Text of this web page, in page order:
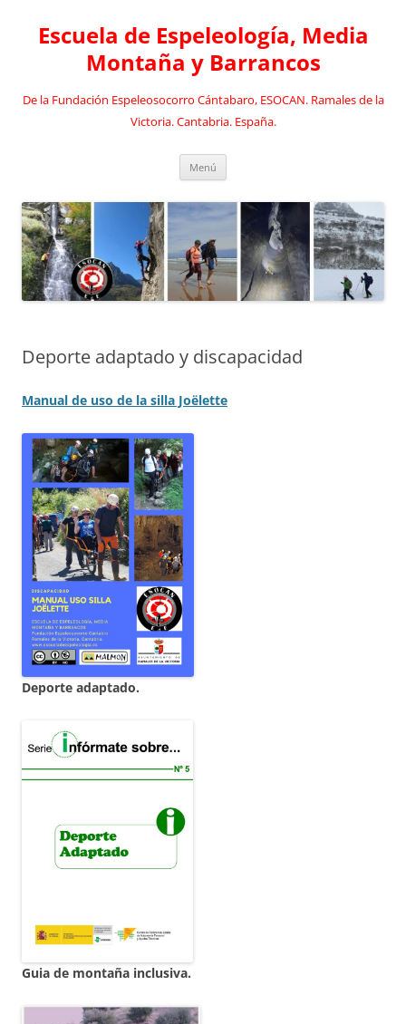
contenido
Escuela de Espeleología, Media
Montaña y Barrancos
De la Fundación Espeleosocorro Cántabaro, ESOCAN. Ramales de la
Victoria. Cantabria. España.
Menú
Deporte adaptado y discapacidad
Manual de uso de la silla Joëlette
Deporte adaptado.
Guia de montaña inclusiva.